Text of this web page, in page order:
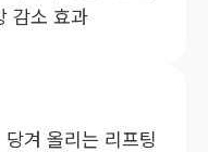
감소 효과
겨 올리는 리프팅